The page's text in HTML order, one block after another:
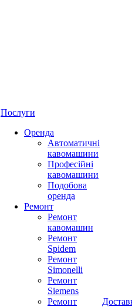
Послуги
Оренда
Автоматичні
кавомашини
Професійні
кавомашини
Подобова
оренда
Ремонт
Ремонт
кавомашин
Ремонт
Spidem
Ремонт
Simonelli
Ремонт
Siemens
Ремонт